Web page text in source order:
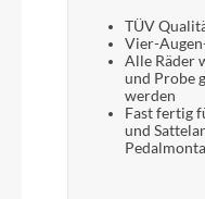
TÜV
Vier-
Alle Räder
und Probe
werden
Fast fertig
und